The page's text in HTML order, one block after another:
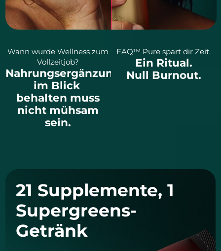
Wann wurde Wellness zum
Vollzeitjob?
Nahrungsergänzung
im Blick
behalten muss
nicht mühsam
sein.
FAQ™ Pure spart dir Zeit.
Ein Ritual.
Null Burnout.
21 Supplemente, 1
Supergreens-
Getränk